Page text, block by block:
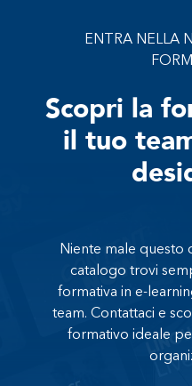
ENTRA NELLA
Scopri la
il tuo
Niente male questo
catalogo trovi
formativa in e-
team. Contattaci e
formativo ideale